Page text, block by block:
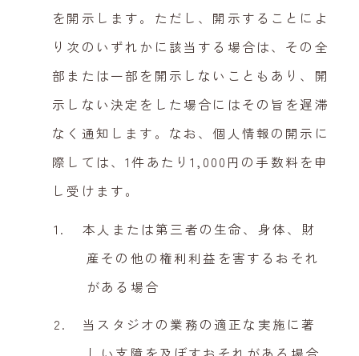
を開示します。ただし、開示することによ
り次のいずれかに該当する場合は、その全
部または一部を開示しないこともあり、開
示しない決定をした場合にはその旨を遅滞
なく通知します。なお、個人情報の開示に
際しては、1件あたり1,000円の手数料を申
し受けます。
本人または第三者の生命、身体、財
産その他の権利利益を害するおそれ
がある場合
当スタジオの業務の適正な実施に著